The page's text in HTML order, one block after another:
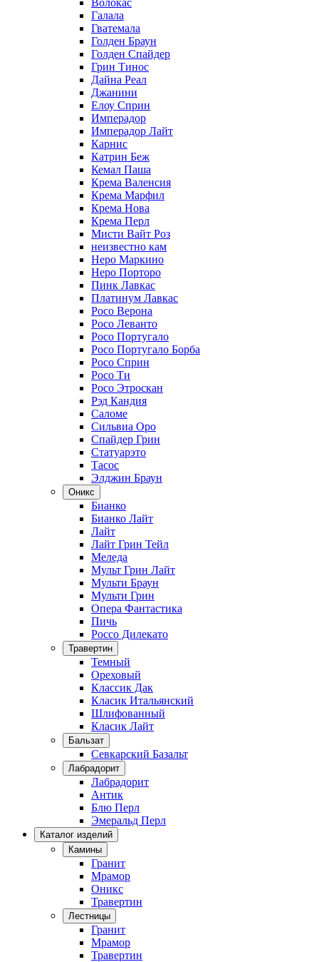
Волокас
Галала
Гватемала
Голден Браун
Голден Спайдер
Грин Тинос
Дайна Реал
Джанини
Елоу Сприн
Имперадор
Имперадор Лайт
Карнис
Катрин Беж
Кемал Паша
Крема Валенсия
Крема Марфил
Крема Нова
Крема Перл
Мисти Вайт Роз
неизвестно кам
Неро Маркино
Неро Порторо
Пинк Лавкаc
Платинум Лавкас
Росо Верона
Росо Леванто
Росо Португало
Росо Португало Борба
Росо Сприн
Росо Ти
Росо Этроскан
Рэд Кандия
Саломе
Сильвиа Оро
Спайдер Грин
Статуарэто
Тасос
Элджин Браун
Оникс
Бианко
Бианко Лайт
Лайт
Лайт Грин Тейл
Меледа
Мульт Грин Лайт
Мульти Браун
Мульти Грин
Опера Фантастика
Пичь
Россо Дилекато
Травертин
Темный
Ореховый
Классик Дак
Класик Итальянский
Шлифованный
Класик Лайт
Бальзат
Севкарский Базальт
Лабрадорит
Лабрадорит
Антик
Блю Перл
Эмеральд Перл
Каталог изделий
Камины
Гранит
Мрамор
Оникс
Травертин
Лестницы
Гранит
Мрамор
Травертин